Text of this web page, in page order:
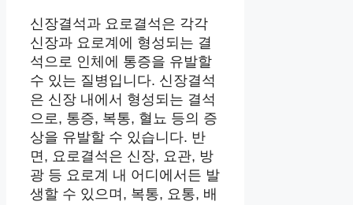
신장결석과 요로결석은 각각
신장과 요로계에 형성되는 결
석으로 인체에 통증을 유발할
수 있는 질병입니다. 신장결석
은 신장 내에서 형성되는 결석
으로, 통증, 복통, 혈뇨 등의 증
상을 유발할 수 있습니다. 반
면, 요로결석은 신장, 요관, 방
광 등 요로계 내 어디에서든 발
생할 수 있으며, 복통, 요통, 배